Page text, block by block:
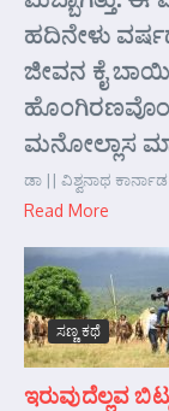
ಹದಿನೇಳು
ಜೀವನ ಕೈ
ಮನೋಲ್ಲಾಸ
ಡಾ || ವಿಶ್ವನಾಥ ಕಾರ್ನಾಡ
Read More
ಸಣ್ಣ ಕಥೆ
ಇರುವುದೆಲ್ಲವ